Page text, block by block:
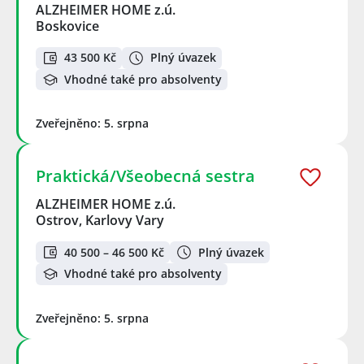
ALZHEIMER HOME z.ú.
Boskovice
43 500 Kč
Plný úvazek
Vhodné také pro absolventy
Zveřejněno: 5. srpna
Praktická/Všeobecná sestra
ALZHEIMER HOME z.ú.
Ostrov, Karlovy Vary
40 500 – 46 500 Kč
Plný úvazek
Vhodné také pro absolventy
Zveřejněno: 5. srpna